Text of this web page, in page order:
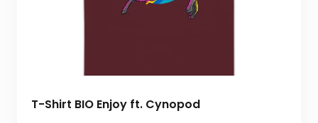
T-Shirt BIO Enjoy ft. Cynopod